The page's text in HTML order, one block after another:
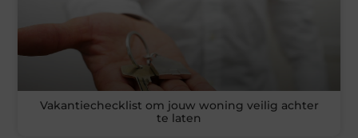
Vakantiechecklist om jouw woning veilig achter
te laten